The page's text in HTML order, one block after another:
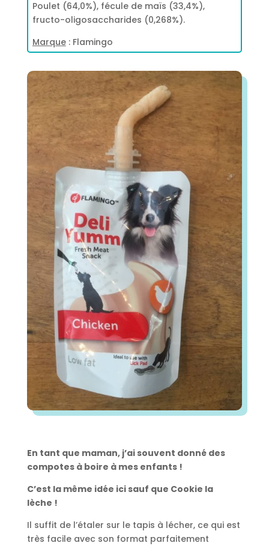
Poulet (64,0%), fécule de maïs (33,4%),
fructo-oligosaccharides (0,268%).
Marque: Flamingo
En tant que maman, j’ai souvent donné des
compotes à boire à mes enfants !
C’est la même idée ici sauf que Cookie la
lèche !
Il suffit de l’étaler sur le tapis à lécher, ce qui est
très facile avec son format parfaitement